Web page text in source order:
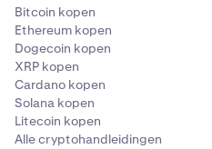
Bitcoin kopen
Ethereum kopen
Dogecoin kopen
XRP kopen
Cardano kopen
Solana kopen
Litecoin kopen
Alle cryptohandleidingen